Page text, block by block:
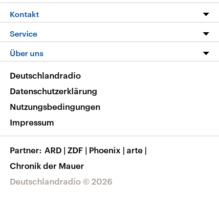
Die Nachrichten
Nachrichtenleicht
Neue Beiträge auf dlf.de
Livestream
Podcasts
Deutschlandfunk App
Nachrichten App
Frequenzen
Kontakt
Hörerservice
Service
FAQ
Veranstaltungen
Musikliste
RSS
Über uns
Barrierefreiheit
Deutschlandradio © 2026
Deutschlandradio
Datenschutzerklärung
Nutzungsbedingungen
Impressum
Partner ARD | ZDF | Phoenix | arte |
Chronik der Mauer